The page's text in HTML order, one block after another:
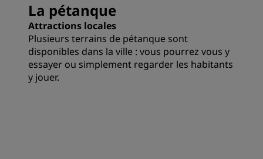
La pétanque
Attractions locales
Plusieurs terrains de pétanque sont
disponibles dans la ville : vous pourrez vous y
essayer ou simplement regarder les habitants
y jouer.